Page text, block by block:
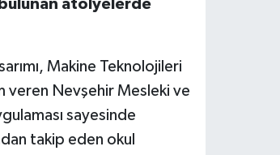
atölyelerde
Makine Teknolojileri
veren Nevşehir Mesleki ve
sayesinde
takip eden okul